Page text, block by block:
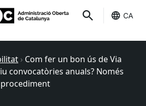
CA
› Com fer un bon ús de Via
convocatòries anuals? Només